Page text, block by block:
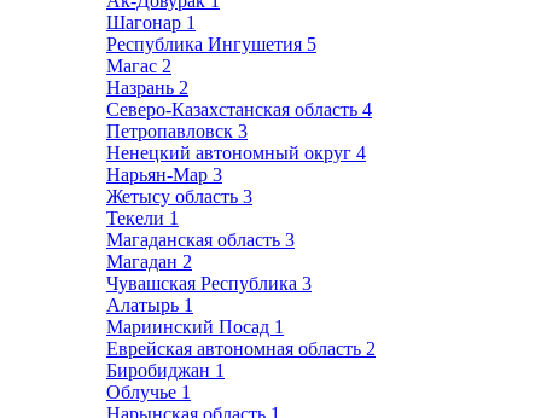
Шагонар 1
Республика Ингушетия 5
Магас 2
Назрань 2
Северо-Казахстанская область 4
Петропавловск 3
Ненецкий автономный округ 4
Нарьян-Мар 3
Жетысу область 3
Текели 1
Магаданская область 3
Магадан 2
Чувашская Республика 3
Алатырь 1
Мариинский Посад 1
Еврейская автономная область 2
Биробиджан 1
Облучье 1
Нарынская область 1